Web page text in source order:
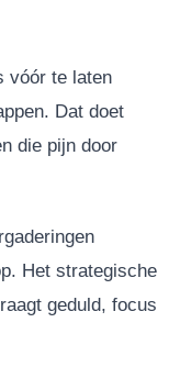
vóór te laten
Dat doet
die pijn door
Het strategische
geduld, focus